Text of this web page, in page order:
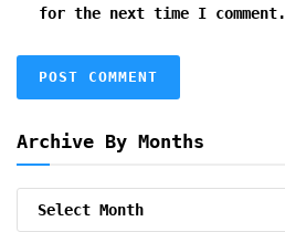
for the next time I comment.
Archive By Months
Archive